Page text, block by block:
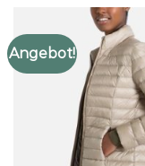
Angebot!